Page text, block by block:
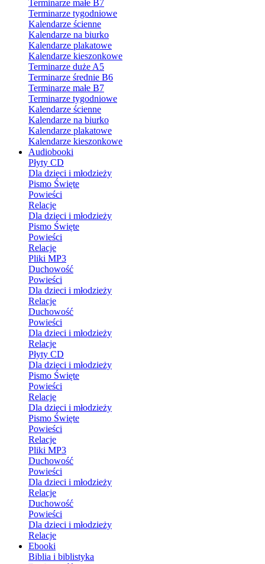
Terminarze małe B7
Terminarze tygodniowe
Kalendarze ścienne
Kalendarze na biurko
Kalendarze plakatowe
Kalendarze kieszonkowe
Terminarze duże A5
Terminarze średnie B6
Terminarze małe B7
Terminarze tygodniowe
Kalendarze ścienne
Kalendarze na biurko
Kalendarze plakatowe
Kalendarze kieszonkowe
Audiobooki
Płyty CD
Dla dzieci i młodzieży
Pismo Święte
Powieści
Relacje
Dla dzieci i młodzieży
Pismo Święte
Powieści
Relacje
Pliki MP3
Duchowość
Powieści
Dla dzieci i młodzieży
Relacje
Duchowość
Powieści
Dla dzieci i młodzieży
Relacje
Płyty CD
Dla dzieci i młodzieży
Pismo Święte
Powieści
Relacje
Dla dzieci i młodzieży
Pismo Święte
Powieści
Relacje
Pliki MP3
Duchowość
Powieści
Dla dzieci i młodzieży
Relacje
Duchowość
Powieści
Dla dzieci i młodzieży
Relacje
Ebooki
Biblia i biblistyka